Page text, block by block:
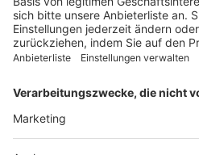
WEITERES AUS DEM VERLAG
Reisemobil International